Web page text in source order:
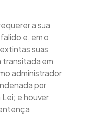
a sua
e, em o
suas
em
administrador
por
e houver